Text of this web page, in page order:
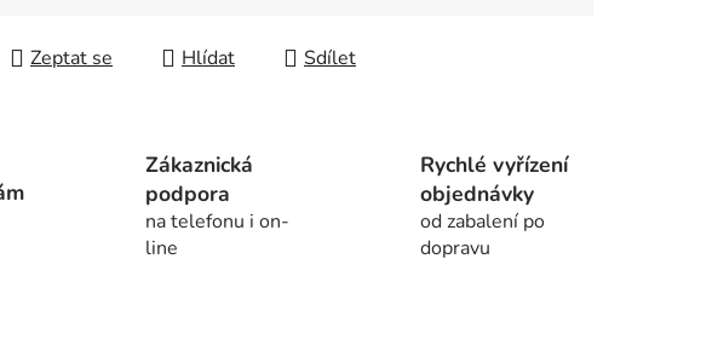
Zeptat se Hlídat Sdílet
Zákaznická
podpora
na telefonu i on-
line
Rychlé vyřízení
objednávky
od zabalení po
dopravu